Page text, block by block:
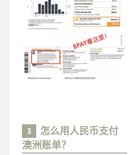
3
怎么用人民币支付
澳洲账单？